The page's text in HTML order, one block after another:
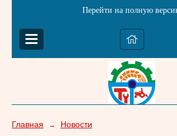
Перейти на полную
Главная → Новости